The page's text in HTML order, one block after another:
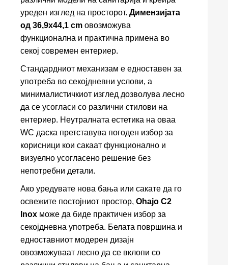
уреден изглед на просторот. Димензијата
од 36,9x44,1 cm овозможува
функционална и практична примена во
секој современ ентериер.
Стандардниот механизам е едноставен за
употреба во секојдневни услови, а
минималистичкиот изглед дозволува лесно
да се усогласи со различни стилови на
ентериер. Неутралната естетика на оваа
WC даска претставува погоден избор за
корисници кои сакаат функционално и
визуелно усогласено решение без
непотребни детали.
Ако уредувате нова бања или сакате да го
освежите постојниот простор, Ohajo C2
Inox може да биде практичен избор за
секојдневна употреба. Белата површина и
едноставниот модерен дизајн
овозможуваат лесно да се вклопи со